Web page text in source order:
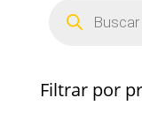
productos
Filtrar por